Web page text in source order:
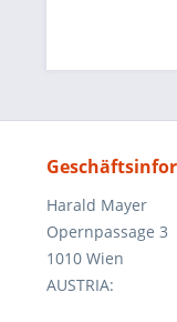
Harald Mayer
Opernpassage 3
1010 Wien
AUSTRIA: